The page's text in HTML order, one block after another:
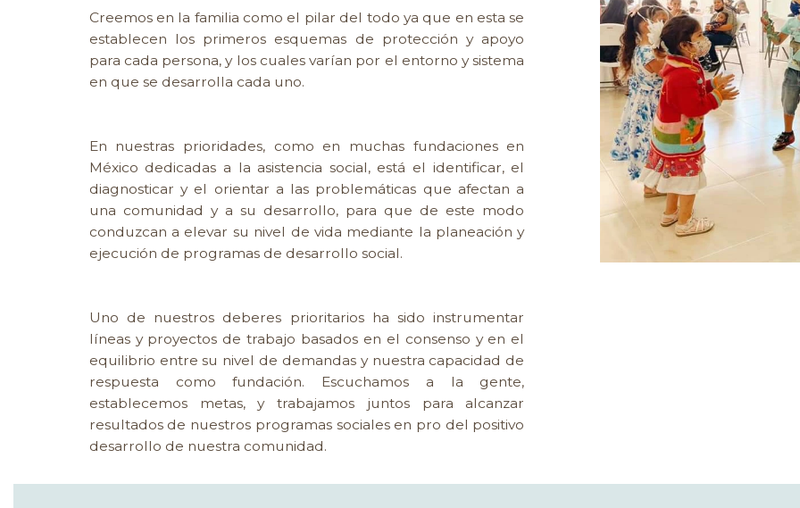
Creemos en la familia como el pilar del todo ya que en esta se
establecen los primeros esquemas de protección y apoyo
para cada persona, y los cuales varían por el entorno y sistema
en que se desarrolla cada uno.
En nuestras prioridades, como en muchas fundaciones en
México dedicadas a la asistencia social, está el identificar, el
diagnosticar y el orientar a las problemáticas que afectan a
una comunidad y a su desarrollo, para que de este modo
conduzcan a elevar su nivel de vida mediante la planeación y
ejecución de programas de desarrollo social.
Uno de nuestros deberes prioritarios ha sido instrumentar
líneas y proyectos de trabajo basados en el consenso y en el
equilibrio entre su nivel de demandas y nuestra capacidad de
respuesta como fundación. Escuchamos a la gente,
establecemos metas, y trabajamos juntos para alcanzar
resultados de nuestros programas sociales en pro del positivo
desarrollo de nuestra comunidad.